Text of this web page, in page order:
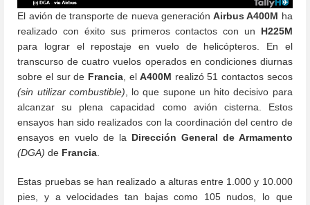
El avión de transporte de nueva generaciónAirbus A400M ha
realizado con éxito sus primeros contactos con un H225M
para lograr el repostaje en vuelo de helicópteros. En el
transcurso de cuatro vuelos operados en condiciones diurnas
sobre el sur de Francia, elA400M realizó 51 contactos secos
(sin utilizar combustible) , lo que supone un hito decisivo para
alcanzar su plena capacidad como avión cisterna. Estos
ensayos han sido realizados con la coordinación del centro de
ensayos en vuelo de la Dirección General de Armamento
(DGA) de Francia
Estas pruebas se han realizado a alturas entre 1.000 y 10.000
pies, y a velocidades tan bajas como 105 nudos, lo que